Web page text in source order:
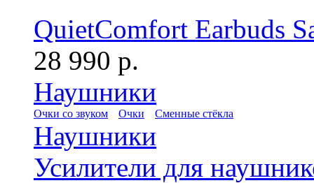
QuietComfort Earbuds
28 990 р.
Наушники
Очки со звуком Очки Сменные стёкла
Наушники
Усилители для